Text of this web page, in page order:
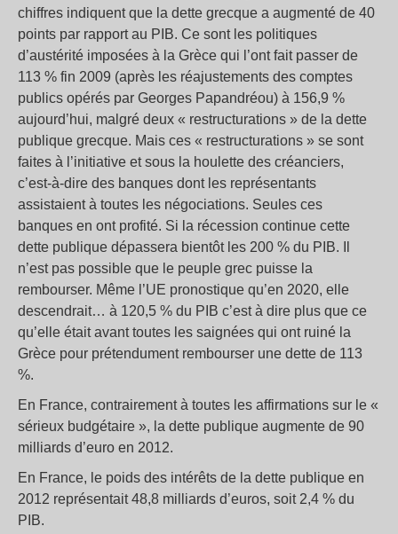
chiffres indiquent que la dette grecque a augmenté de 40
points par rapport au PIB. Ce sont les politiques
d’austérité imposées à la Grèce qui l’ont fait passer de
113 % fin 2009 (après les réajustements des comptes
publics opérés par Georges Papandréou) à 156,9 %
aujourd’hui, malgré deux « restructurations » de la dette
publique grecque. Mais ces « restructurations » se sont
faites à l’initiative et sous la houlette des créanciers,
c’est-à-dire des banques dont les représentants
assistaient à toutes les négociations. Seules ces
banques en ont profité. Si la récession continue cette
dette publique dépassera bientôt les 200 % du PIB. Il
n’est pas possible que le peuple grec puisse la
rembourser. Même l’UE pronostique qu’en 2020, elle
descendrait… à 120,5 % du PIB c’est à dire plus que ce
qu’elle était avant toutes les saignées qui ont ruiné la
Grèce pour prétendument rembourser une dette de 113
%.
En France, contrairement à toutes les affirmations sur le «
sérieux budgétaire », la dette publique augmente de 90
milliards d’euro en 2012.
En France, le poids des intérêts de la dette publique en
2012 représentait 48,8 milliards d’euros, soit 2,4 % du
PIB.